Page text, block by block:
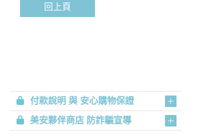
回上頁
付款說明 與 安心購物保證
美安夥伴商店 防詐騙宣導